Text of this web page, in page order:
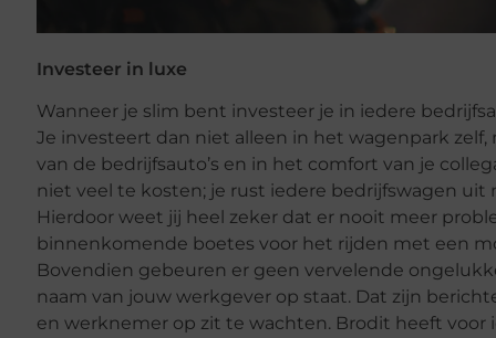
Investeer in luxe
Wanneer je slim bent investeer je in iedere
Je investeert dan niet alleen in het wagenpark zelf,
van de bedrijfsauto’s en in het comfort van je
niet veel te kosten; je rust iedere bedrijfswagen uit
Hierdoor weet jij heel zeker dat er nooit meer
binnenkomende boetes voor het rijden met een
Bovendien gebeuren er geen vervelende
naam van jouw werkgever op staat. Dat zijn
en werknemer op zit te wachten. Brodit heeft voor